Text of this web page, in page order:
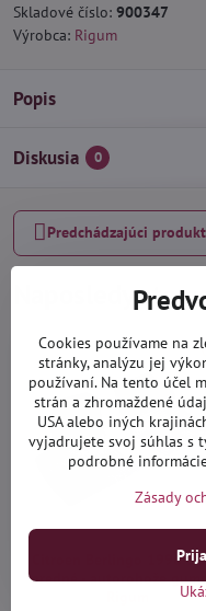
Skladové číslo: 900347
Výrobca: Rigum
Popis
Diskusia 0
Predchádzajúci produkt
Naposledy ste
Citroen Berlingo 1996-
predné - autorohože
Cookies používame na
stránky, analýzu jej
používaní. Na tento účel
strán a zhromaždené
USA alebo iných
vyjadrujete svoj súhlas s
podrobné
Zásady